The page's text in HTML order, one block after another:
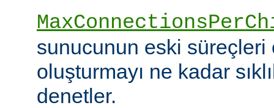
sunucunun eski
oluşturmayı ne kadar
denetler.